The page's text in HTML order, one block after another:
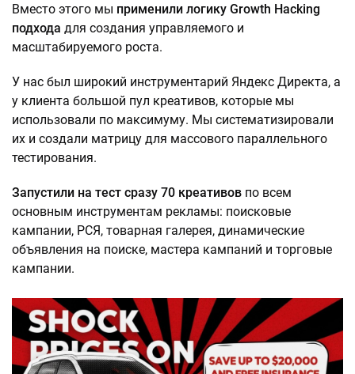
Вместо этого мы применили логику Growth Hacking
подхода для создания управляемого и
масштабируемого роста.
У нас был широкий инструментарий Яндекс Директа, а
у клиента большой пул креативов, которые мы
использовали по максимуму. Мы систематизировали
их и создали матрицу для массового параллельного
тестирования.
Запустили на тест сразу 70 креативов по всем
основным инструментам рекламы: поисковые
кампании, РСЯ, товарная галерея, динамические
объявления на поиске, мастера кампаний и торговые
кампании.